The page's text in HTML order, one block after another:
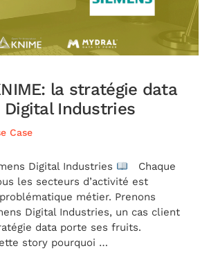
la stratégie data
Digital Industries
Case
Digital Industries
Chaque
les secteurs d’activité est
métier. Prenons
Digital Industries, un cas client
data porte ses fruits.
story pourquoi …